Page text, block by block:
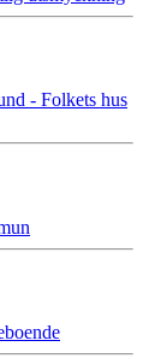
- Folkets hus